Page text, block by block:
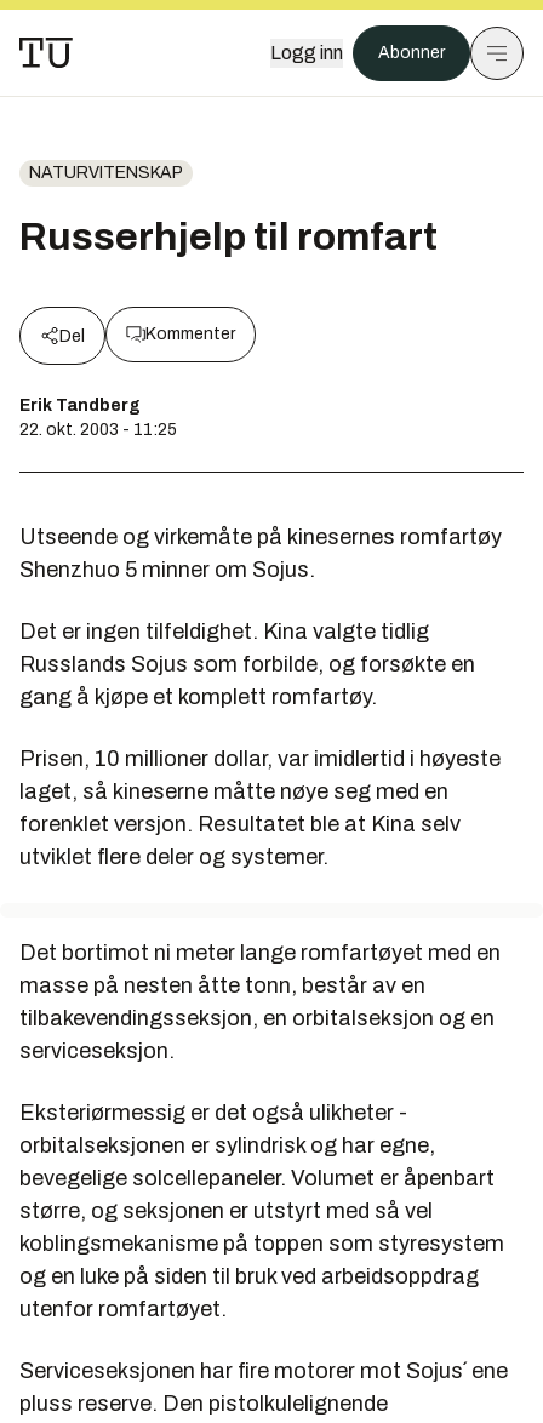
Logg inn Abonner
NATURVITENSKAP
Russerhjelp til romfart
Del Kommenter
Erik Tandberg
22. okt. 2003 - 11:25
Utseende og virkemåte på kinesernes romfartøy
Shenzhuo 5 minner om Sojus.
Det er ingen tilfeldighet. Kina valgte tidlig
Russlands Sojus som forbilde, og forsøkte en
gang å kjøpe et komplett romfartøy.
Prisen, 10 millioner dollar, var imidlertid i høyeste
laget, så kineserne måtte nøye seg med en
forenklet versjon. Resultatet ble at Kina selv
utviklet flere deler og systemer.
Det bortimot ni meter lange romfartøyet med en
masse på nesten åtte tonn, består av en
tilbakevendingsseksjon, en orbitalseksjon og en
serviceseksjon.
Eksteriørmessig er det også ulikheter -
orbitalseksjonen er sylindrisk og har egne,
bevegelige solcellepaneler. Volumet er åpenbart
større, og seksjonen er utstyrt med så vel
koblingsmekanisme på toppen som styresystem
og en luke på siden til bruk ved arbeidsoppdrag
utenfor romfartøyet.
Serviceseksjonen har fire motorer mot Sojus´ ene
pluss reserve. Den pistolkulelignende